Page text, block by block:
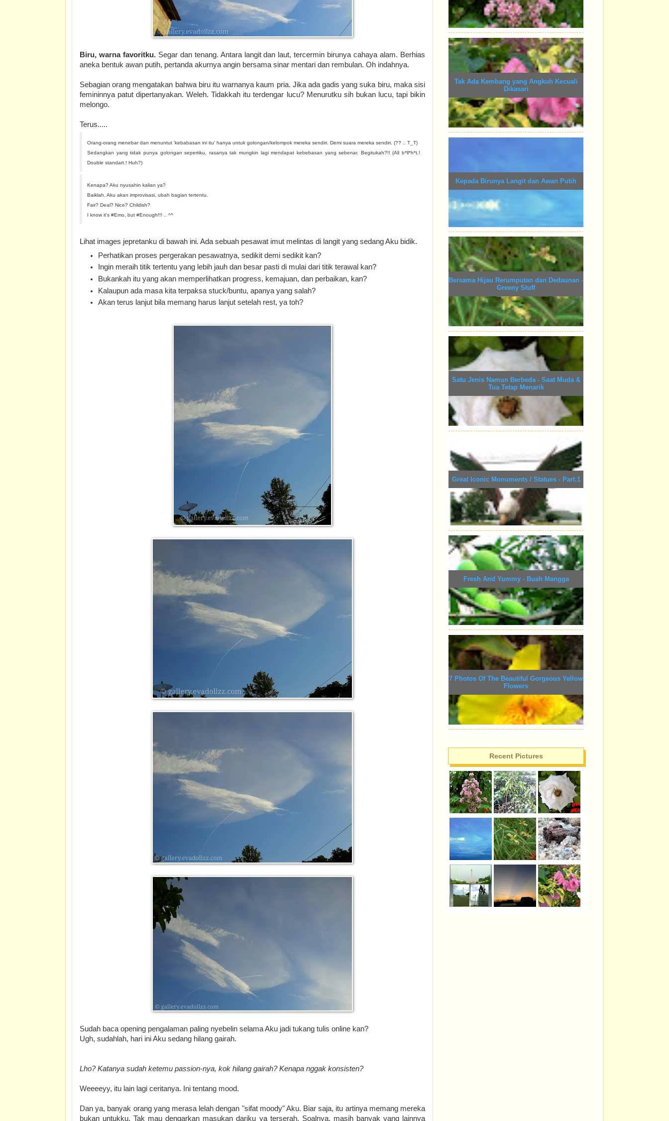
Biru, warna favoritku.Segar dan tenang. Antara langit dan laut, tercermin birunya cahaya alam. Berhias
aneka bentuk awan putih, pertanda akurnya angin bersama sinar mentari dan rembulan. Oh indahnya.
Sebagian orang mengatakan bahwa biru itu warnanya kaum pria. Jika ada gadis yang suka biru, maka sisi
femininnya patut dipertanyakan. Weleh. Tidakkah itu terdengar lucu? Menurutku sih bukan lucu, tapi bikin
melongo.
Terus.....
Orang-orang menebar dan menuntut 'kebabasan ini itu' hanya untuk golongan/kelompok mereka sendiri. Demi suara mereka sendiri. (?? .. T_T)
Sedangkan yang tidak punya golongan sepertiku, rasanya tak mungkin lagi mendapat kebebasan yang sebenar. Begitukah?!!(All b*ll*h*t.!
Double standart.! Huh?)
Kenapa? Aku nyusahin kalian ya?
Baiklah, Aku akan improvisasi, ubah bagian tertentu.
Fair? Deal? Nice? Childish?
I know it's #Emo, but #Enough!!! .. ^^
Lihat images jepretanku di bawah ini. Ada sebuah pesawat imut melintas di langit yang sedang Aku bidik.
Perhatikan proses pergerakan pesawatnya, sedikit demi sedikit kan?
Ingin meraih titik tertentu yang lebih jauh dan besar pasti di mulai dari titik terawal kan?
Bukankah itu yang akan memperlihatkan progress, kemajuan, dan perbaikan, kan?
Kalaupun ada masa kita terpaksa stuck/buntu, apanya yang salah?
Akan terus lanjut bila memang harus lanjut setelah rest, ya toh?
Sudah baca opening pengalaman paling nyebelin selama Aku jadi tukang tulis online kan?
Ugh, sudahlah, hari ini Aku sedang hilang gairah.
Lho? Katanya sudah ketemu passion-nya, kok hilang gairah? Kenapa nggak konsisten?
Weeeeyy, itu lain lagi ceritanya. Ini tentang mood.
Dan ya, banyak orang yang merasa lelah dengan "sifat moody" Aku. Biar saja, itu artinya memang mereka
bukan untukku. Tak mau dengarkan masukan dariku ya terserah. Soalnya, masih banyak yang lainnya
Tak Ada Kembang yang Angkuh Kecuali
Dikasari
Kepada Birunya Langit dan Awan Putih
Bersama Hijau Rerumputan dan Dedaunan -
Greeny Stuff
Satu Jenis Namun Berbeda - Saat Muda &
Tua Tetap Menarik
Great Iconic Monuments / Statues - Part.1
Fresh And Yummy - Buah Mangga
7 Photos Of The Beautiful Gorgeous Yellow
Flowers
Recent Pictures